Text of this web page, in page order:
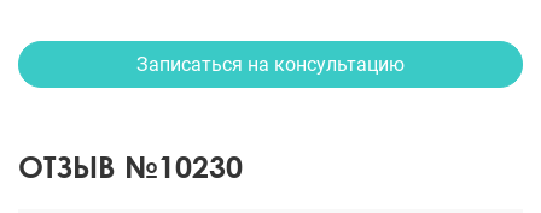
Записаться на консультацию
ОТЗЫВ №10230